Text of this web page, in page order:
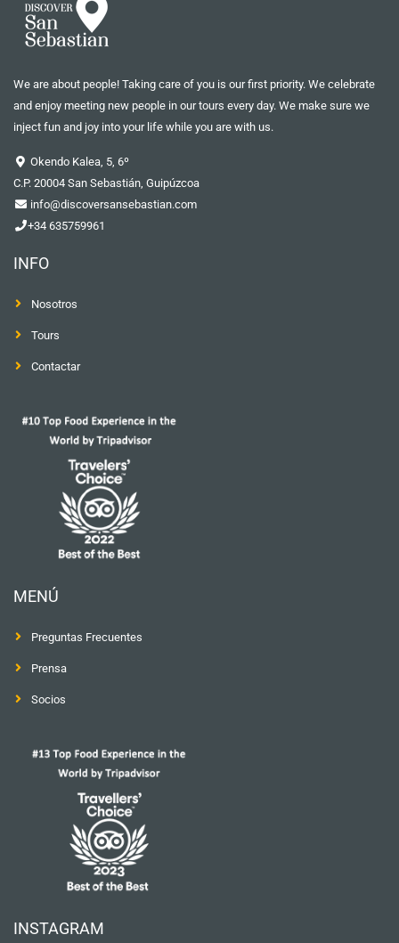
We are about people! Taking care of you is our first priority. We celebrate
and enjoy meeting new people in our tours every day. We make sure we
inject fun and joy into your life while you are with us.
Okendo Kalea, 5, 6º
C.P. 20004 San Sebastián, Guipúzcoa
info@discoversansebastian.com
+34 635759961
INFO
Nosotros
Tours
Contactar
MENÚ
Preguntas Frecuentes
Prensa
Socios
INSTAGRAM